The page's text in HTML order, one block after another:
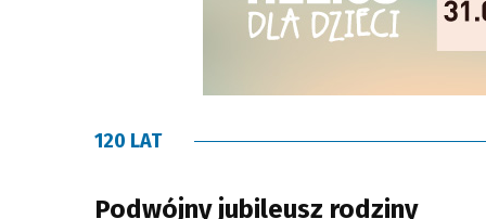
120 LAT
Podwójny jubileusz rodziny